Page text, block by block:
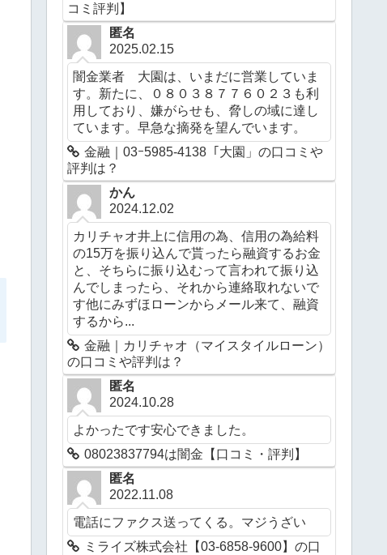
コミ評判】
匿名
2025.02.15
闇金業者 大園は、いまだに営業していま
す。新たに、０８０３８７７６０２３も利
用しており、嫌がらせも、脅しの域に達し
ています。早急な摘発を望んでいます。
金融｜03ｰ5985-4138「大園」の口コミや
評判は？
かん
2024.12.02
カリチャオ井上に信用の為、信用の為給料
の15万を振り込んで貰ったら融資するお金
と、そちらに振り込むって言われて振り込
んでしまったら、それから連絡取れないで
す他にみずほローンからメール来て、融資
するから...
金融｜カリチャオ（マイスタイルローン）
の口コミや評判は？
匿名
2024.10.28
よかったです安心できました。
08023837794は闇金【口コミ・評判】
匿名
2022.11.08
電話にファクス送ってくる。マジうざい
ミライズ株式会社【03-6858-9600】の口